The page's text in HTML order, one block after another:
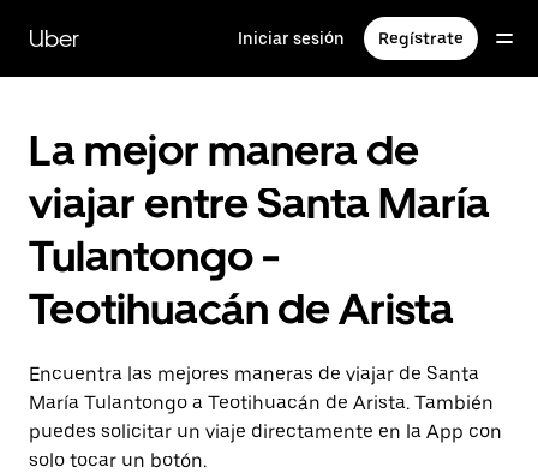
contenido
principal
Uber Iniciar sesión Regístrate
La mejor manera de
viajar entre Santa María
Tulantongo -
Teotihuacán de Arista
Encuentra las mejores maneras de viajar de Santa
María Tulantongo a Teotihuacán de Arista. También
puedes solicitar un viaje directamente en la App con
solo tocar un botón.